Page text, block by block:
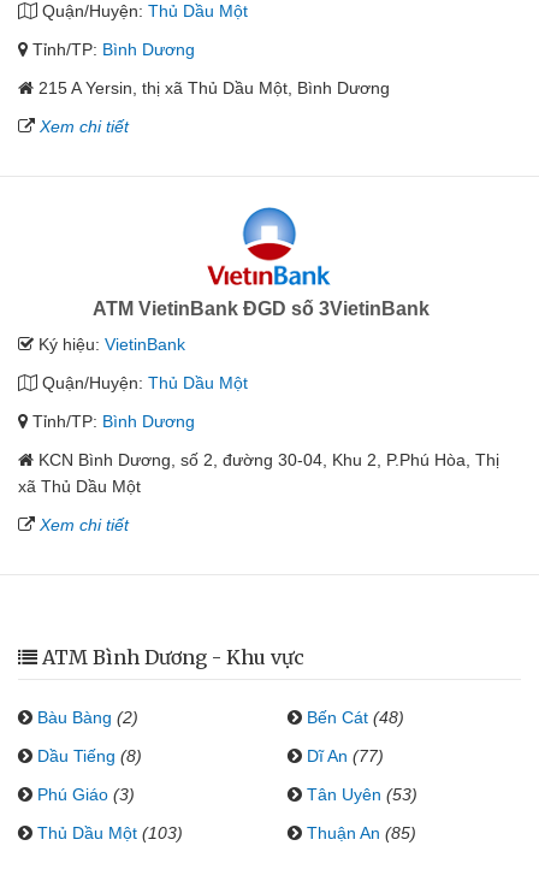
Quận/Huyện: Thủ Dầu Một
Tỉnh/TP: Bình Dương
215 A Yersin, thị xã Thủ Dầu Một, Bình Dương
Xem chi tiết
ATM VietinBank ĐGD số 3VietinBank
Ký hiệu: VietinBank
Quận/Huyện: Thủ Dầu Một
Tỉnh/TP: Bình Dương
KCN Bình Dương, số 2, đường 30-04, Khu 2, P.Phú Hòa, Thị
xã Thủ Dầu Một
Xem chi tiết
ATM Bình Dương - Khu vực
Bàu Bàng (2) Bến Cát (48)
Dầu Tiếng (8) Dĩ An (77)
Phú Giáo (3) Tân Uyên (53)
Thủ Dầu Một (103) Thuận An (85)